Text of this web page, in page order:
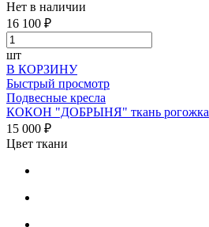
Нет в наличии
16 100 ₽
шт
В КОРЗИНУ
Быстрый просмотр
Подвесные кресла
КОКОН "ДОБРЫНЯ" ткань рогожка
15 000 ₽
Цвет ткани